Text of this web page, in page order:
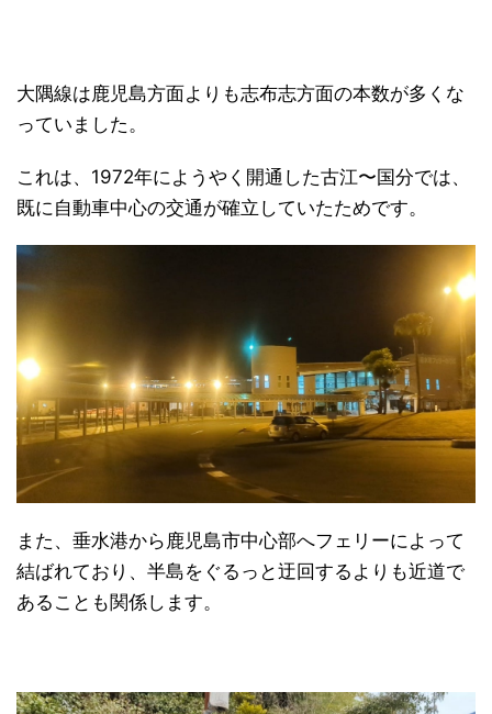
大隅線は鹿児島方面よりも志布志方面の本数が多くな
っていました。
これは、1972年にようやく開通した古江〜国分では、
既に自動車中心の交通が確立していたためです。
また、垂水港から鹿児島市中心部へフェリーによって
結ばれており、半島をぐるっと迂回するよりも近道で
あることも関係します。